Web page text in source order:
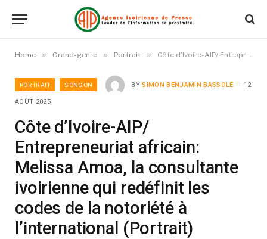
Home » Grand-genre » Portrait » Côte d’Ivoire-AIP/ Entrepreneuriat africain: Melissa Amoa, la consultante ivoirienne qui redéfinit les codes de la notoriété à l’international (Portrait)
PORTRAIT SONGON BY SIMON BENJAMIN BASSOLE 12
AOÛT 2025
Côte d’Ivoire-AIP/
Entrepreneuriat africain:
Melissa Amoa, la consultante
ivoirienne qui redéfinit les
codes de la notoriété à
l’international (Portrait)